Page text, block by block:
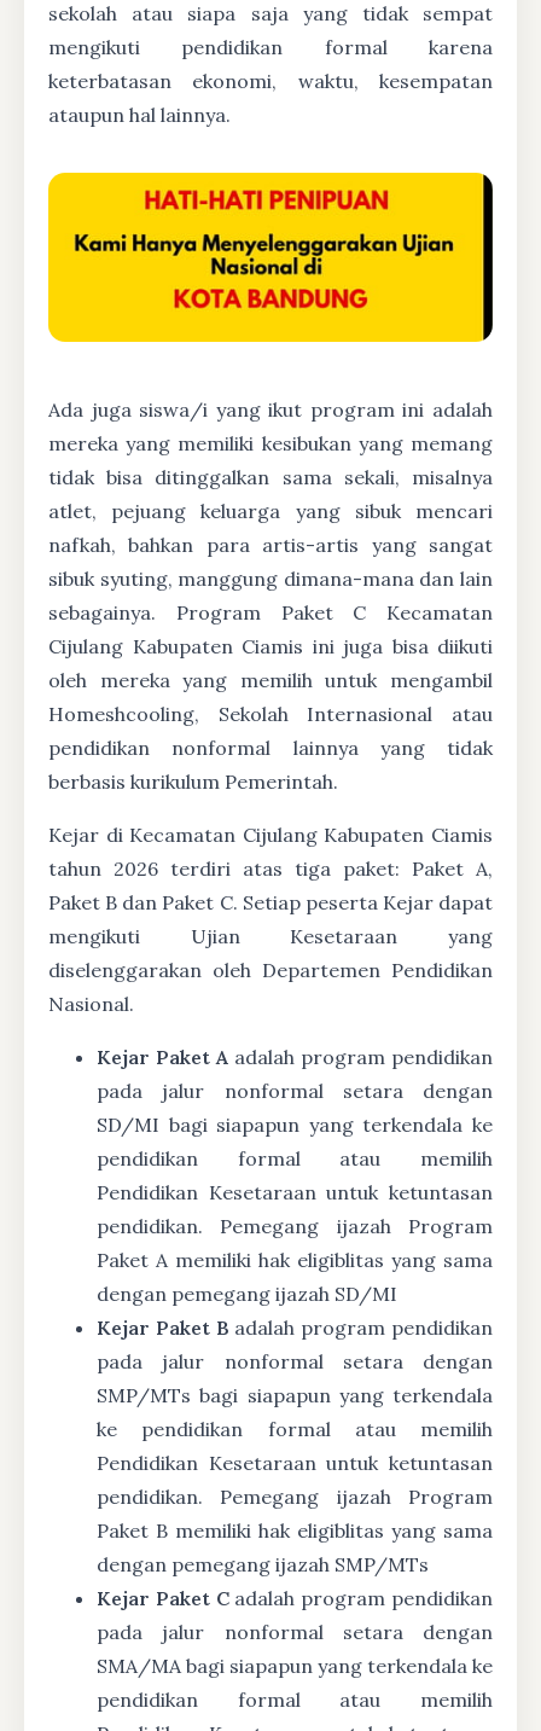
sekolah atau siapa saja yang tidak sempat
mengikuti pendidikan formal karena
keterbatasan ekonomi, waktu, kesempatan
ataupun hal lainnya.
Ada juga siswa/i yang ikut program ini adalah
mereka yang memiliki kesibukan yang memang
tidak bisa ditinggalkan sama sekali, misalnya
atlet, pejuang keluarga yang sibuk mencari
nafkah, bahkan para artis-artis yang sangat
sibuk syuting, manggung dimana-mana dan lain
sebagainya. Program Paket C Kecamatan
Cijulang Kabupaten Ciamis ini juga bisa diikuti
oleh mereka yang memilih untuk mengambil
Homeshcooling, Sekolah Internasional atau
pendidikan nonformal lainnya yang tidak
berbasis kurikulum Pemerintah.
Kejar di Kecamatan Cijulang Kabupaten Ciamis
tahun 2026 terdiri atas tiga paket: Paket A,
Paket B dan Paket C. Setiap peserta Kejar dapat
mengikuti Ujian Kesetaraan yang
diselenggarakan oleh Departemen Pendidikan
Nasional.
Kejar Paket A adalah program pendidikan
pada jalur nonformal setara dengan
SD/MI bagi siapapun yang terkendala ke
pendidikan formal atau memilih
Pendidikan Kesetaraan untuk ketuntasan
pendidikan. Pemegang ijazah Program
Paket A memiliki hak eligiblitas yang sama
dengan pemegang ijazah SD/MI
Kejar Paket B adalah program pendidikan
pada jalur nonformal setara dengan
SMP/MTs bagi siapapun yang terkendala
ke pendidikan formal atau memilih
Pendidikan Kesetaraan untuk ketuntasan
pendidikan. Pemegang ijazah Program
Paket B memiliki hak eligiblitas yang sama
dengan pemegang ijazah SMP/MTs
Kejar Paket Cadalah program pendidikan
pada jalur nonformal setara dengan
SMA/MA bagi siapapun yang terkendala ke
pendidikan formal atau memilih